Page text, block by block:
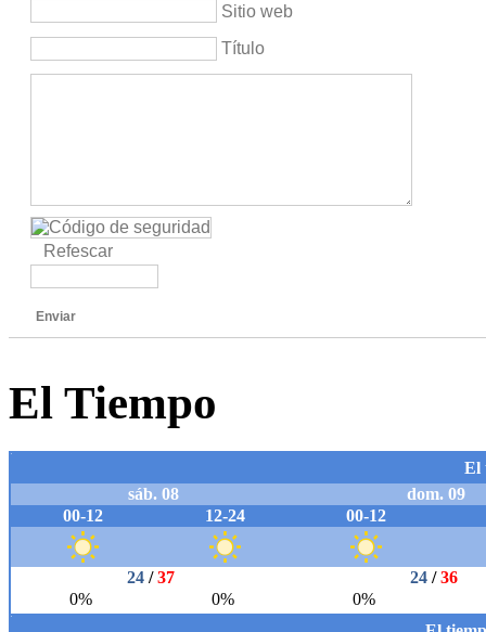
Sitio web
Título
Refescar
Enviar
El Tiempo